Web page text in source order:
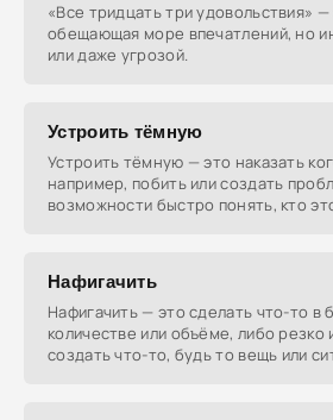
«Все тридцать три удовольствия»
обещающая море впечатлений, но
или даже угрозой.
Устроить тёмную
Устроить тёмную — это наказать
например, побить или создать
возможности быстро понять, кто
Нафигачить
Нафигачить — это сделать что-то в
количестве или объёме, либо резко
создать что-то, будь то вещь или